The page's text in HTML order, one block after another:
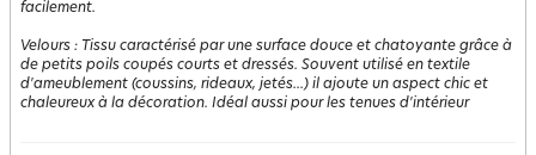
facilement.
Velours : Tissu caractérisé par une surface douce et chatoyante grâce à
de petits poils coupés courts et dressés. Souvent utilisé en textile
d'ameublement (coussins, rideaux, jetés...) il ajoute un aspect chic et
chaleureux à la décoration. Idéal aussi pour les tenues d'intérieur